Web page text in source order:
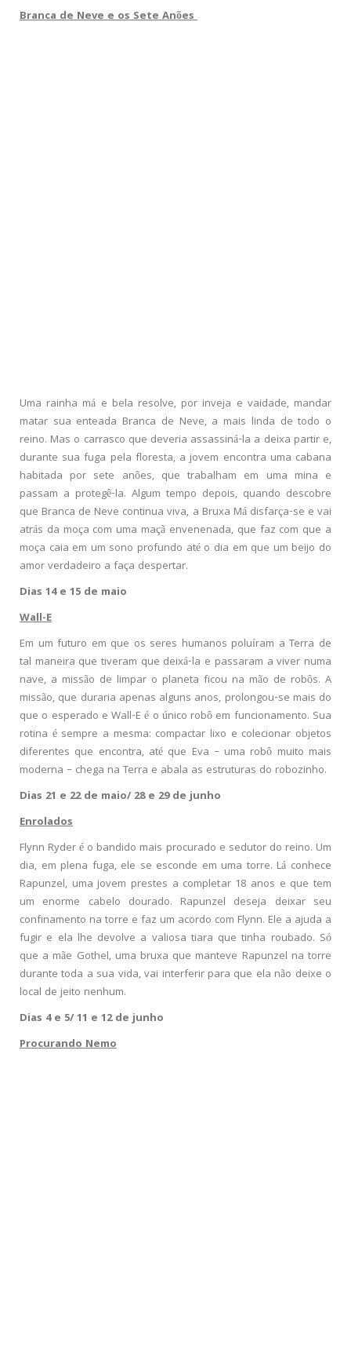
Branca de Neve e os Sete Anões
Uma rainha má e bela resolve, por inveja e vaidade, mandar
matar sua enteada Branca de Neve, a mais linda de todo o
reino. Mas o carrasco que deveria assassiná-la a deixa partir e,
durante sua fuga pela floresta, a jovem encontra uma cabana
habitada por sete anões, que trabalham em uma mina e
passam a protegê-la. Algum tempo depois, quando descobre
que Branca de Neve continua viva, a Bruxa Má disfarça-se e vai
atrás da moça com uma maçã envenenada, que faz com que a
moça caia em um sono profundo até o dia em que um beijo do
amor verdadeiro a faça despertar.
Dias 14 e 15 de maio
Wall-E
Em um futuro em que os seres humanos poluíram a Terra de
tal maneira que tiveram que deixá-la e passaram a viver numa
nave, a missão de limpar o planeta ficou na mão de robôs. A
missão, que duraria apenas alguns anos, prolongou-se mais do
que o esperado e Wall-E é o único robô em funcionamento. Sua
rotina é sempre a mesma: compactar lixo e colecionar objetos
diferentes que encontra, até que Eva – uma robô muito mais
moderna – chega na Terra e abala as estruturas do robozinho.
Dias 21 e 22 de maio/ 28 e 29 de junho
Enrolados
Flynn Ryder é o bandido mais procurado e sedutor do reino. Um
dia, em plena fuga, ele se esconde em uma torre. Lá conhece
Rapunzel, uma jovem prestes a completar 18 anos e que tem
um enorme cabelo dourado. Rapunzel deseja deixar seu
confinamento na torre e faz um acordo com Flynn. Ele a ajuda a
fugir e ela lhe devolve a valiosa tiara que tinha roubado. Só
que a mãe Gothel, uma bruxa que manteve Rapunzel na torre
durante toda a sua vida, vai interferir para que ela não deixe o
local de jeito nenhum.
Dias 4 e 5/ 11 e 12 de junho
Procurando Nemo